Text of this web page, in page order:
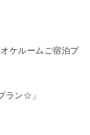
ケルームご宿泊プ
ラン☆」